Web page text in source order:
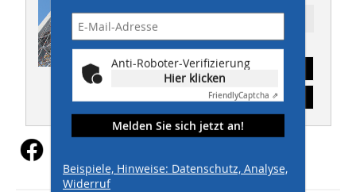
Abonnement
Inhaltsverzeichnis
Anti-Roboter-Verifizierung
Hier klicken
FriendlyCaptcha ⇗
Melden Sie sich jetzt an!
Beispiele, Hinweise: Datenschutz, Analyse,
Widerruf